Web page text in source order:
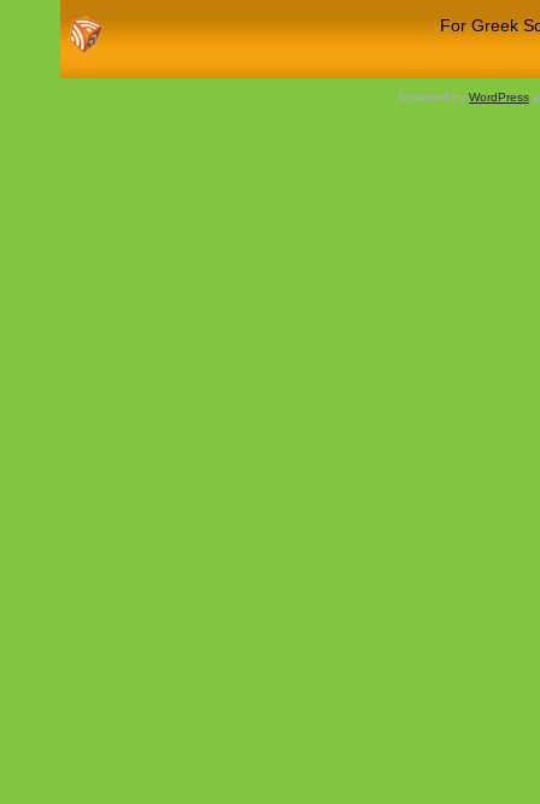
For Greek
Powered by WordPress